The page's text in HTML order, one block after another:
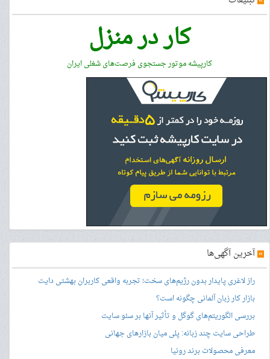
کار در منزل
کارپیشه موتور جستجوی فرصت‌های شغلی ایران
»آخرین آگهی‌ها
راز لاغری پایدار بدون رژیم‌های سخت؛ تجربه واقعی کاربران بهشتی دایت
بازار کار زبان آلمانی چگونه است؟
بررسی الگوریتم‌های گوگل و تأثیر آنها بر سئو سایت
طراحی سایت چند زبانه: پلی میان بازارهای جهانی
معرفی محصولات برند رونیا